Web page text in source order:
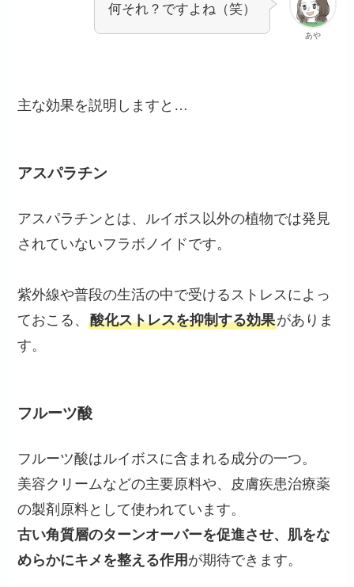
あや
何それ？ですよね（笑）
主な効果を説明しますと…
アスパラチン
アスパラチンとは、ルイボス以外の植物では発見
されていないフラボノイドです。
紫外線や普段の生活の中で受けるストレスによっ
ておこる、酸化ストレスを抑制する効果がありま
す。
フルーツ酸
フルーツ酸はルイボスに含まれる成分の一つ。
美容クリームなどの主要原料や、皮膚疾患治療薬
の製剤原料として使われています。
古い角質層のターンオーバーを促進させ、肌をな
めらかにキメを整える作用 が期待できます。